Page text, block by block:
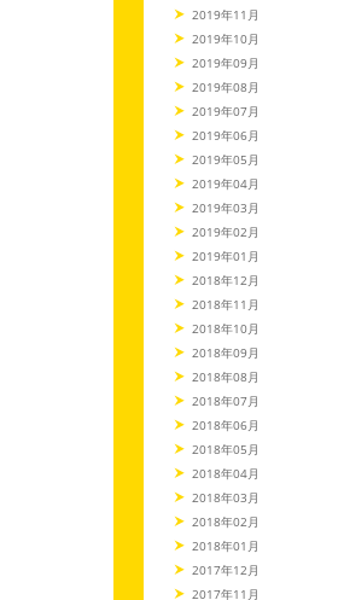
2019年11月
2019年10月
2019年09月
2019年08月
2019年07月
2019年06月
2019年05月
2019年04月
2019年03月
2019年02月
2019年01月
2018年12月
2018年11月
2018年10月
2018年09月
2018年08月
2018年07月
2018年06月
2018年05月
2018年04月
2018年03月
2018年02月
2018年01月
2017年12月
2017年11月